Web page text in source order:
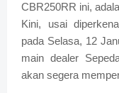
CBR250RR ini,
Kini, usai
pada Selasa, 12
main dealer
akan segera